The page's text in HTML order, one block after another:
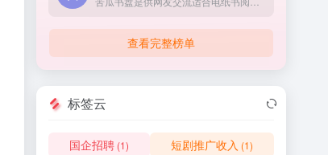
查看完整榜单
标签云
国企招聘 (1) 短剧推广收入 (1)